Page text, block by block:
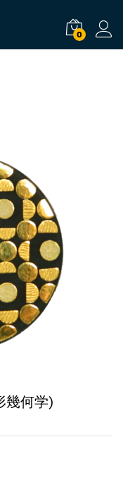
0
幾何学)